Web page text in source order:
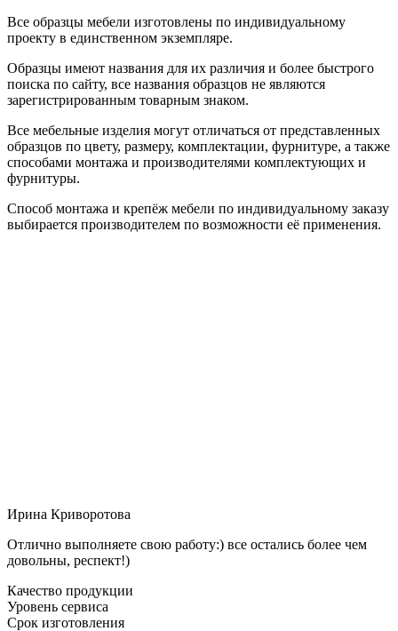
Все образцы мебели изготовлены по индивидуальному
проекту в единственном экземпляре.
Образцы имеют названия для их различия и более быстрого
поиска по сайту, все названия образцов не являются
зарегистрированным товарным знаком.
Все мебельные изделия могут отличаться от представленных
образцов по цвету, размеру, комплектации, фурнитуре, а также
способами монтажа и производителями комплектующих и
фурнитуры.
Способ монтажа и крепёж мебели по индивидуальному заказу
выбирается производителем по возможности её применения.
Ирина Криворотова
Отлично выполняете свою работу:) все остались более чем
довольны, респект!)
Качество продукции
Уровень сервиса
Срок изготовления